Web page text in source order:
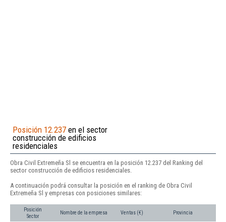
Posición 12.237 en el sector
construcción de edificios
residenciales
Obra Civil Extremeña Sl se encuentra en la posición 12.237 del Ranking del
sector construcción de edificios residenciales.
A continuación podrá consultar la posición en el ranking de Obra Civil
Extremeña Sl y empresas con posiciones similares:
Posición
Sector
Nombre de la empresa Ventas (€) Provincia